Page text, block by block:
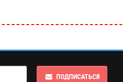
ПОДПИСАТЬСЯ